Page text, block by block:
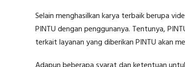
Selain menghasilkan karya terbaik berupa
PINTU dengan penggunanya. Tentunya,
terkait layanan yang diberikan PINTU akan